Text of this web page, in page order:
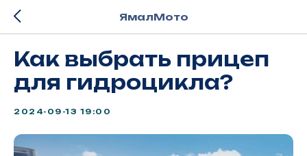
ЯмалМото
Как выбрать прицеп
для гидроцикла?
2024-09-13 19:00